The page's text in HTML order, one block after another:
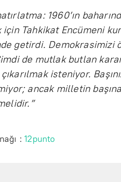
1960’ın
Tahkikat Encümeni
getirdi. Demokrasimizi
de mutlak butlan
isteniyor.
ancak milletin
:12punto